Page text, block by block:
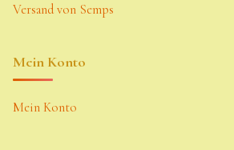
Versand von Semps
Mein Konto
Mein Konto